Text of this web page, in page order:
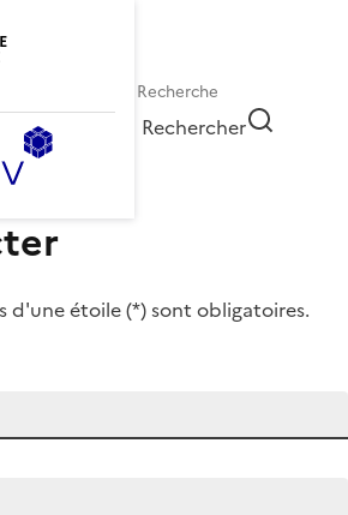
Rechercher
d'une étoile (*) sont obligatoires.